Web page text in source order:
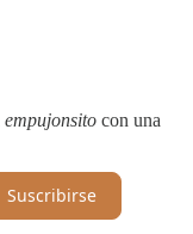
empujonsito con una
Suscribirse